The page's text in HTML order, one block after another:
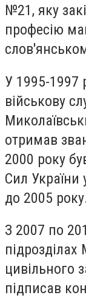
№21, яку
професію
У 1995-1997
військову
отримав
2000 року
Сил України
до 2005
З 2007 по
цивільного
підписав